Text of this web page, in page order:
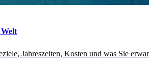
Jahreszeiten, Kosten und was Sie